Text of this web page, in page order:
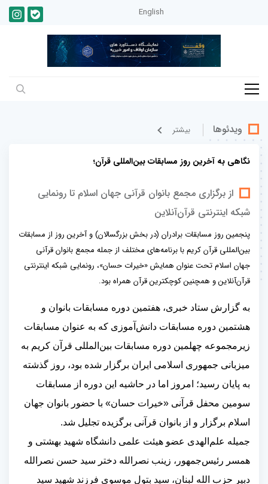
English
ویدئوها بيشتر
نگاهی به آخرین روز مسابقات بین‌المللی قرآن؛
از برگزاری مجمع بانوان قرآنی جهان اسلام تا رونمایی
شبکه اینترنتی قرآن‌آنلاین
پنجمین روز مسابقات برادران (در بخش بزرگسالان) و آخرین روز از مسابقات
بین‌المللی قرآن کریم با برنامه‌های مختلف از جمله مجمع بانوان قرآنی
جهان اسلام تحت عنوان همایش «خیرات حسان»، رونمایی شبکه اینترنتی
قرآن‌آنلاین و همچنین کوچکترین قرآن همراه بود.
به گزارش ستاد خبری، هفتمین دوره مسابقات بانوان و
هشتمین دوره مسابقات دانش‌آموزی که به عنوان مسابقات
زیرمجموعه چهلمین دوره مسابقات بین‌المللی قرآن کریم به
میزبانی جمهوری اسلامی ایران برگزار شده بود، روز گذشته
به پایان رسید؛ امروز اما در حاشیه این دوره از مسابقات
سومین محفل قرآنی «خیرات حسان» با حضور بانوان جهان
اسلام برگزار و از بانوان قرآنی برگزیده تجلیل شد.
جمیله علم‌الهدی عضو هیئت علمی دانشگاه شهید بهشتی و
همسر رئیس‌جمهور، زینب نصرالله دختر سید حسن نصرالله
دبیر حزب الله لبنان، سید بتول موسوی فرزند شهید سید